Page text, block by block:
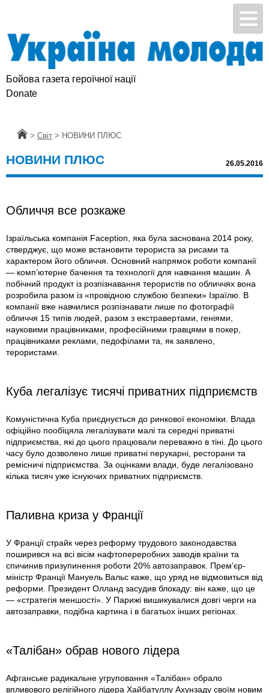
Бойова газета героїчної нації
Donate
Головна
> Світ > НОВИНИ ПЛЮС
НОВИНИ ПЛЮС 26.05.2016
Обличчя все розкаже
Ізраїльська компанія Faception, яка була заснована 2014 року,
стверджує, що може встановити терориста за рисами та
характером його обличчя. Основний напрямок роботи компанії
— комп’ютерне бачення та технології для навчання машин. А
побічний продукт iз розпізнавання терористів по обличчях вона
розробила разом iз «провідною службою безпеки» Ізраїлю. В
компанії вже навчилися розпізнавати лише по фотографії
обличчя 15 типів людей, разом з екстравертами, геніями,
науковими працівниками, професійними гравцями в покер,
працівниками реклами, педофілами та, як заявлено,
терористами.
Куба легалізує тисячі приватних підприємств
Комуністична Куба приєднується до ринкової економіки. Влада
офіційно пообіцяла легалізувати малі та середні приватні
підприємства, які до цього працювали переважно в тіні. До цього
часу було дозволено лише приватні перукарні, ресторани та
ремісничі підприємства. За оцінками влади, буде легалізовано
кілька тисяч уже існуючих приватних підприємств.
Паливна криза у Франції
У Франції страйк через реформу трудового законодавства
поширився на всі вісім нафтопереробних заводiв країни та
спичинив призупинення роботи 20% автозаправок. Прем’єр-
міністр Франції Мануель Вальс каже, що уряд не відмовиться від
реформи. Президент Олланд засудив блокаду: він каже, що це
— «стратегія меншості». У Парижі вишикувалися довгі черги на
автозаправки, подібна картина і в багатьох інших регіонах.
«Талібан» обрав нового лідера
Афганське радикальне угруповання «Талібан» обрало
впливового релігійного лідера Хайбатуллу Ахунзаду своїм новим